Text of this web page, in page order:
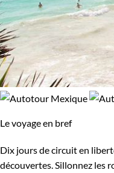
Le voyage en bref
Dix jours de circuit en
découvertes. Sillonnez les